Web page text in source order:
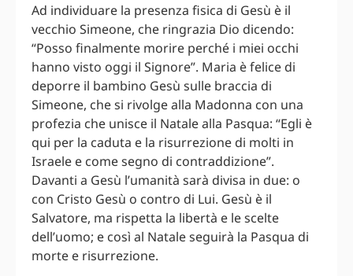
Ad individuare la presenza fisica di Gesù è il
vecchio Simeone, che ringrazia Dio dicendo:
“Posso finalmente morire perché i miei occhi
hanno visto oggi il Signore”. Maria è felice di
deporre il bambino Gesù sulle braccia di
Simeone, che si rivolge alla Madonna con una
profezia che unisce il Natale alla Pasqua: “Egli è
qui per la caduta e la risurrezione di molti in
Israele e come segno di contraddizione”.
Davanti a Gesù l’umanità sarà divisa in due: o
con Cristo Gesù o contro di Lui. Gesù è il
Salvatore, ma rispetta la libertà e le scelte
dell’uomo; e così al Natale seguirà la Pasqua di
morte e risurrezione.